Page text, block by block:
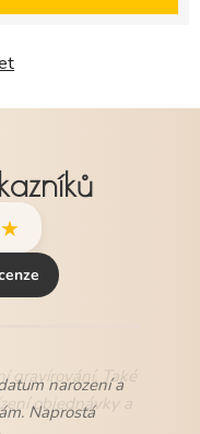
narození a
Naprostá